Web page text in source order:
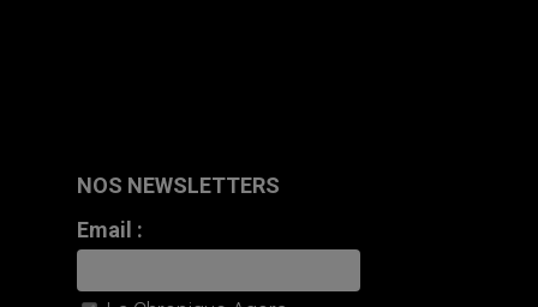
NOS NEWSLETTERS
Email :